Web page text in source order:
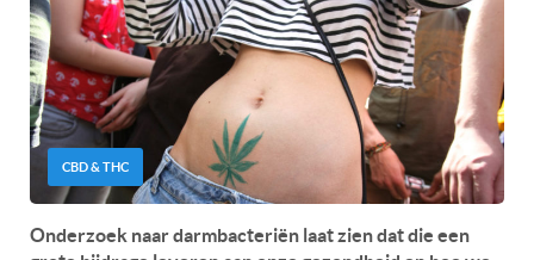
CBD & THC
Onderzoek naar darmbacteriën laat zien dat die een